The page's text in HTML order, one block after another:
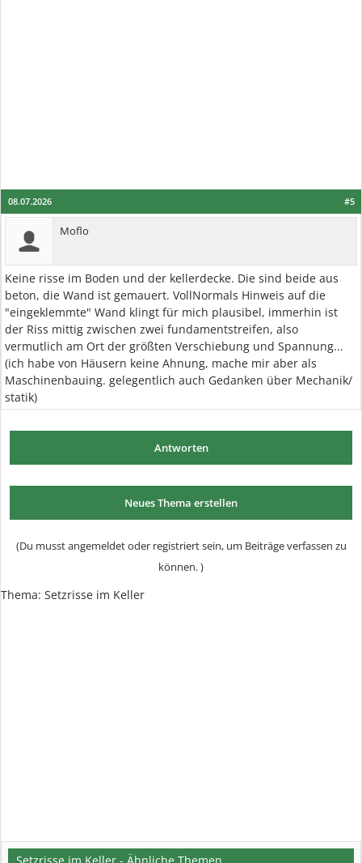
#5
08.07.2026
Moflo
Keine risse im Boden und der kellerdecke. Die sind beide aus
beton, die Wand ist gemauert. VollNormals Hinweis auf die
"eingeklemmte" Wand klingt für mich plausibel, immerhin ist
der Riss mittig zwischen zwei fundamentstreifen, also
vermutlich am Ort der größten Verschiebung und Spannung...
(ich habe von Häusern keine Ahnung, mache mir aber als
Maschinenbauing. gelegentlich auch Gedanken über Mechanik/
statik)
Antworten
Neues Thema erstellen
(Du musst angemeldet oder registriert sein, um Beiträge verfassen zu
können. )
Thema: Setzrisse im Keller